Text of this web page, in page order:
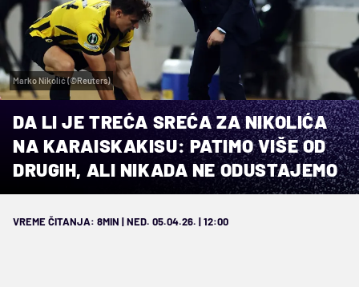
Marko Nikolić (©Reuters)
DA LI JE TREĆA SREĆA ZA NIKOLIĆA
NA KARAISKAKISU: PATIMO VIŠE OD
DRUGIH, ALI NIKADA NE ODUSTAJEMO
VREME ČITANJA: 8MIN | NED. 05.04.26. | 12:00